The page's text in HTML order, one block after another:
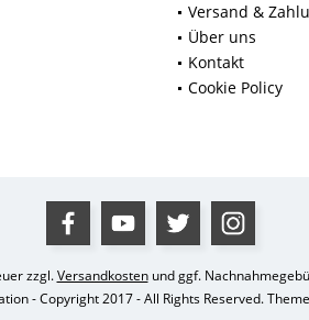
Versand &
Über uns
Kontakt
Cookie Policy
zzgl.Versandkostenund ggf.
- Copyright 2017 - All Rights Reserved.